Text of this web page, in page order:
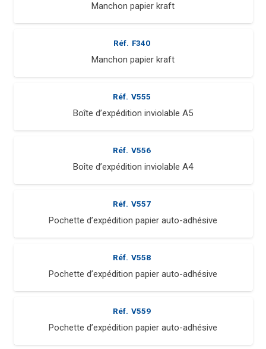
Manchon papier kraft
Réf. F340
Manchon papier kraft
Réf. V555
Boîte d’expédition inviolable A5
Réf. V556
Boîte d’expédition inviolable A4
Réf. V557
Pochette d’expédition papier auto-adhésive
Réf. V558
Pochette d’expédition papier auto-adhésive
Réf. V559
Pochette d’expédition papier auto-adhésive